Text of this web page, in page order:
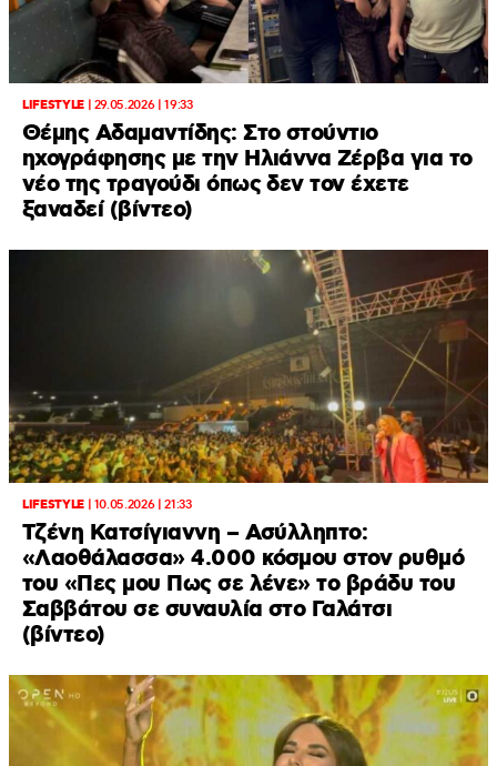
LIFESTYLE| 29.05.2026 | 19:33
Θέμης Αδαμαντίδης: Στο στούντιο
ηχογράφησης με την Ηλιάννα Ζέρβα για το
νέο της τραγούδι όπως δεν τον έχετε
ξαναδεί (βίντεο)
LIFESTYLE| 10.05.2026 | 21:33
Tζένη Κατσίγιαννη – Ασύλληπτο:
«Λαοθάλασσα» 4.000 κόσμου στον ρυθμό
του «Πες μου Πως σε λένε» το βράδυ του
Σαββάτου σε συναυλία στο Γαλάτσι
(βίντεο)